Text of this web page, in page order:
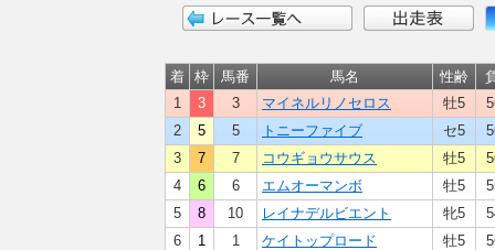
着 枠 馬番 馬名 性齢
1
3 3 マイネルリノセロス 牡5
2
5 5 トニーファイブ セ5
3
7 7 コウギョウサウス 牡5
4
6 6 エムオーマンボ 牡5
5
8 10 レイナデルビエント 牝5
6
1 1 ケイトップロード 牡5